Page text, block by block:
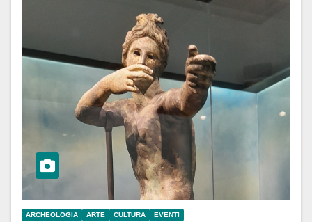
ARCHEOLOGIA ARTE CULTURA EVENTI